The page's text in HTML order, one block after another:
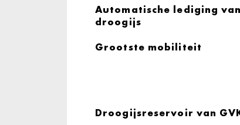
Automatische lediging
droogijs
Grootste mobiliteit
Droogijsreservoir van